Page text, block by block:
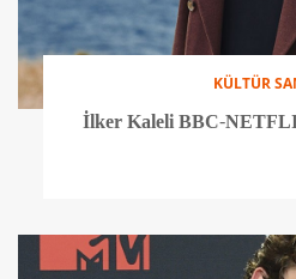
KÜLTÜR
İlker Kaleli BBC-